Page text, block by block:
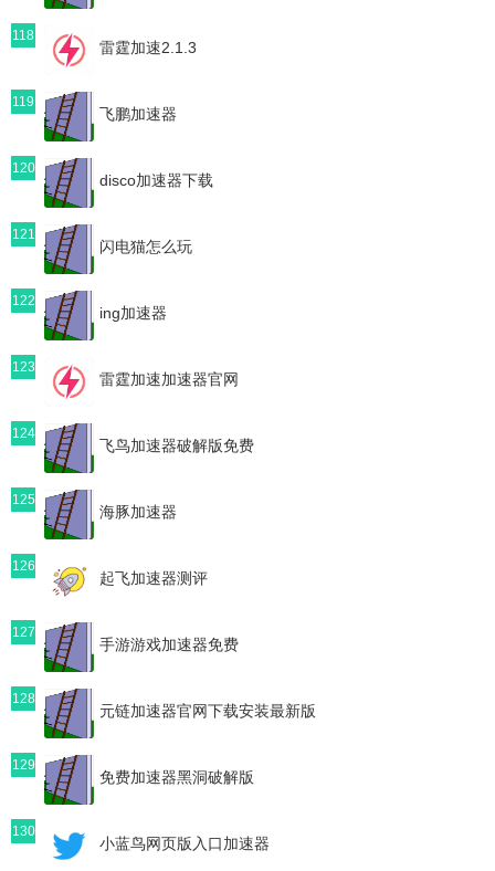
118
雷霆加速2.1.3
119
飞鹏加速器
120
disco加速器下载
121
闪电猫怎么玩
122
ing加速器
123
雷霆加速加速器官网
124
飞鸟加速器破解版免费
125
海豚加速器
126
起飞加速器测评
127
手游游戏加速器免费
128
元链加速器官网下载安装最新版
129
免费加速器黑洞破解版
130
小蓝鸟网页版入口加速器